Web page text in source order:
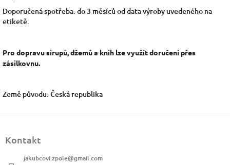
Doporučená spotřeba: do 3 měsíců od data výroby uvedeného na
etiketě.
Pro dopravu sirupů, džemů a knih lze využít doručení přes
zásilkovnu.
Země původu: Česká republika
Kontakt
jakubcovi.zpole@gmail.com